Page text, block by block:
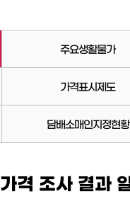
주요생활물가
가격표시제도
담배소매인지정현황
격 조사 결과